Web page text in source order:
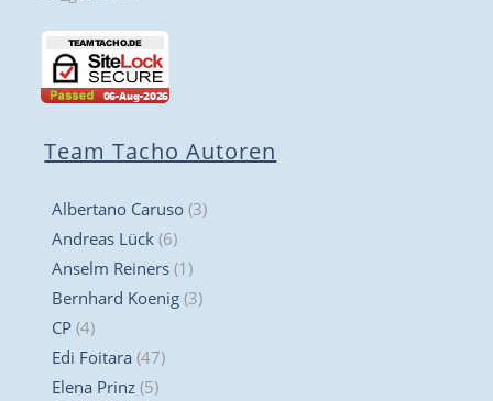
Team Tacho Autoren
Albertano Caruso (3)
Andreas Lück (6)
Anselm Reiners (1)
Bernhard Koenig (3)
CP (4)
Edi Foitara (47)
Elena Prinz (5)